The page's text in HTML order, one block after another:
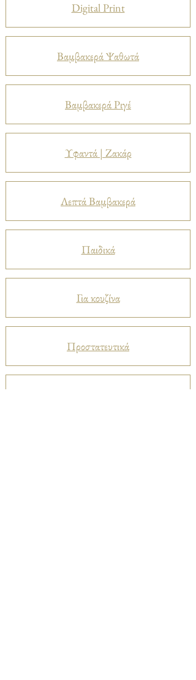
Digital Print
Βαμβακερά Ψαθωτά
Βαμβακερά Ριγέ
Υφαντά | Ζακάρ
Λεπτά Βαμβακερά
Παιδικά
Για κουζίνα
Προστατευτικά